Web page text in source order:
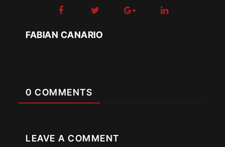
FABIAN CANARIO
0 COMMENTS
LEAVE A COMMENT